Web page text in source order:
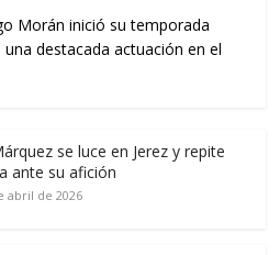
Morán inició su temporada
una destacada actuación en el
se luce en Jerez y repite
ante su afición
abril de 2026